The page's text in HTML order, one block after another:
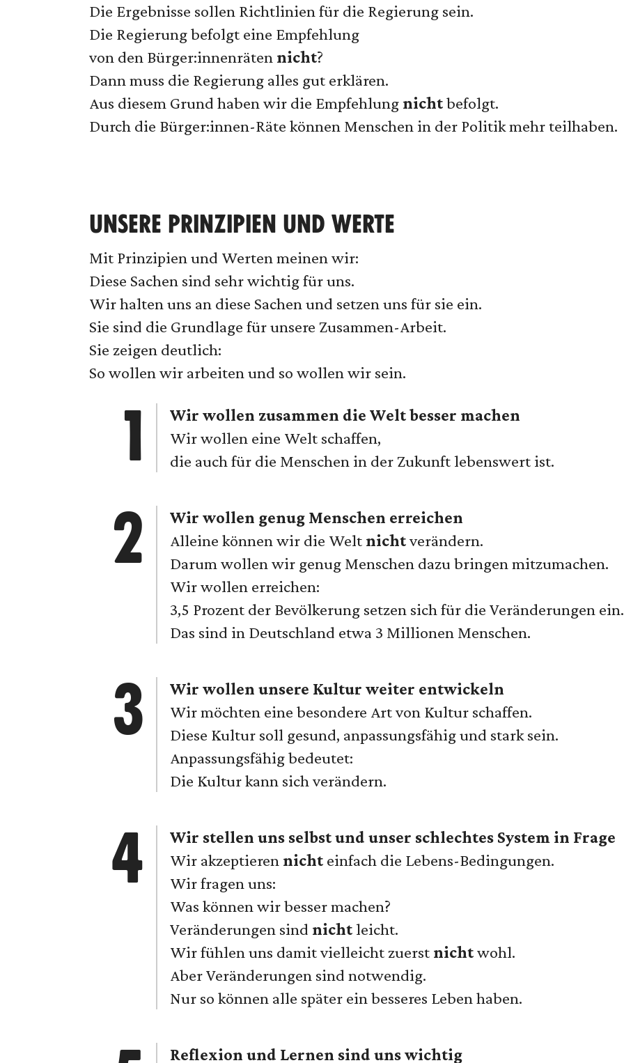
Die Ergebnisse sollen Richtlinien für die Regierung sein.
Die Regierung befolgt eine Empfehlung
von den Bürger:innenräten nicht?
Dann muss die Regierung alles gut erklären.
Aus diesem Grund haben wir die Empfehlung nichtbefolgt.
Durch die Bürger:innen-Räte können Menschen in der Politik mehr teilhaben.
UNSERE PRINZIPIEN UND WERTE
Mit Prinzipien und Werten meinen wir:
Diese Sachen sind sehr wichtig für uns.
Wir halten uns an diese Sachen und setzen uns für sie ein.
Sie sind die Grundlage für unsere Zusammen-Arbeit.
Sie zeigen deutlich:
So wollen wir arbeiten und so wollen wir sein.
Wir wollen zusammen die Welt besser machen
Wir wollen eine Welt schaffen,
die auch für die Menschen in der Zukunft lebenswert ist.
Wir wollen genug Menschen erreichen
Alleine können wir die Welt nichtverändern.
Darum wollen wir genug Menschen dazu bringen mitzumachen.
Wir wollen erreichen:
3,5 Prozent der Bevölkerung setzen sich für die Veränderungen ein.
Das sind in Deutschland etwa 3 Millionen Menschen.
Wir wollen unsere Kultur weiter entwickeln
Wir möchten eine besondere Art von Kultur schaffen.
Diese Kultur soll gesund, anpassungsfähig und stark sein.
Anpassungsfähig bedeutet:
Die Kultur kann sich verändern.
Wir stellen uns selbst und unser schlechtes System in Frage
Wir akzeptieren nicht einfach die Lebens-Bedingungen.
Wir fragen uns:
Was können wir besser machen?
Veränderungen sind nichtleicht.
Wir fühlen uns damit vielleicht zuerst nichtwohl.
Aber Veränderungen sind notwendig.
Nur so können alle später ein besseres Leben haben.
Reflexion und Lernen sind uns wichtig